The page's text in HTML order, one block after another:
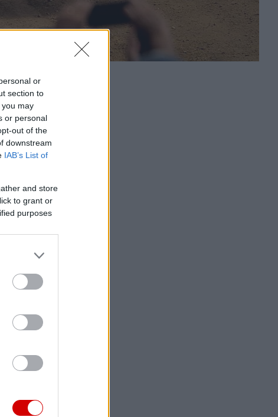
or
section to
may
or personal
out of the
downstream
IAB’s List of
and store
to grant or
purposes